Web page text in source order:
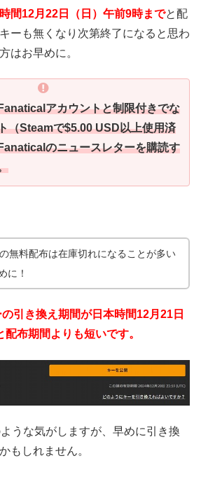
間12月22日（日）午前9時までと配
ーも無くなり次第終了になると思わ
はお早めに。
アカウントと制限付きでな
（Steamで$5.00 USD以上使用済
のニュースレターを購読す
無料配布は在庫切れになることが多い
に！
引き換え期間が日本時間12月21日
配布期間よりも短いです。
うな気がしますが、早めに引き換
もしれません。